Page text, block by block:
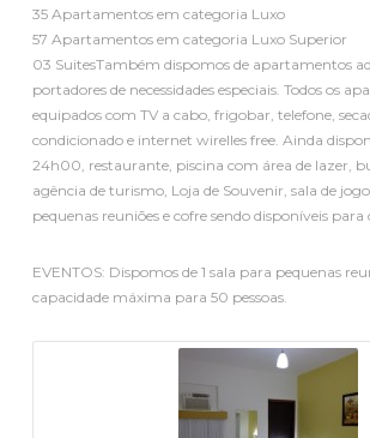
35 Apartamentos em categoria Luxo
57 Apartamentos em categoria Luxo Superior
03 SuitesTambém dispomos de apartamentos
portadores de necessidades especiais. Todos os
equipados com TV a cabo, frigobar, telefone,
condicionado e internet wirelles free. Ainda
24h00, restaurante, piscina com área de lazer,
agência de turismo, Loja de Souvenir, sala de
pequenas reuniões e cofre sendo disponíveis para
EVENTOS: Dispomos de 1 sala para pequenas
capacidade máxima para 50 pessoas.